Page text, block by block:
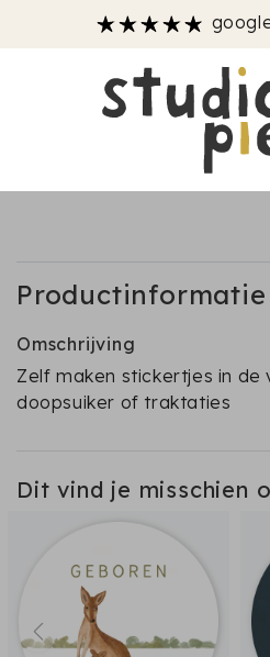
Productinformatie
Omschrijving
Zelf maken stickertjes in
doopsuiker of traktaties
Dit vind je misschien